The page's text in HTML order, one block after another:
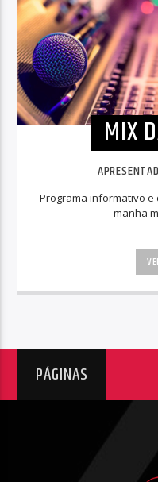
MIX
Programa informativo
manhã
PÁGINAS